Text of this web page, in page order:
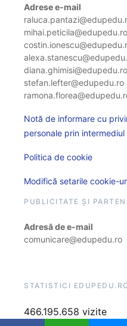
Adrese e-mail
mihai.peticila@edupedu.ro
diana.ghimisi@edupedu.ro
stefan.lefter@edupedu.ro
Notă de informare cu
personale prin
Politica de cookie
Modifică setarile cookie-
PUBLICITATE ȘI
Adresă de e-mail
comunicare@edupedu.ro
STATISTICI
466.195.658 vizite